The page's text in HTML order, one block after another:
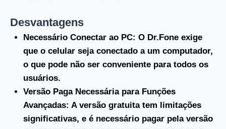
Desvantagens
Necessário Conectar ao PC: O Dr.Fone exige
que o celular seja conectado a um computador,
o que pode não ser conveniente para todos os
usuários.
Versão Paga Necessária para Funções
Avançadas: A versão gratuita tem limitações
significativas, e é necessário pagar pela versão